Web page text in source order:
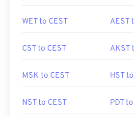
WET to CEST AEST
CST to CEST AKST
MSK to CEST HST
NST to CEST PDT